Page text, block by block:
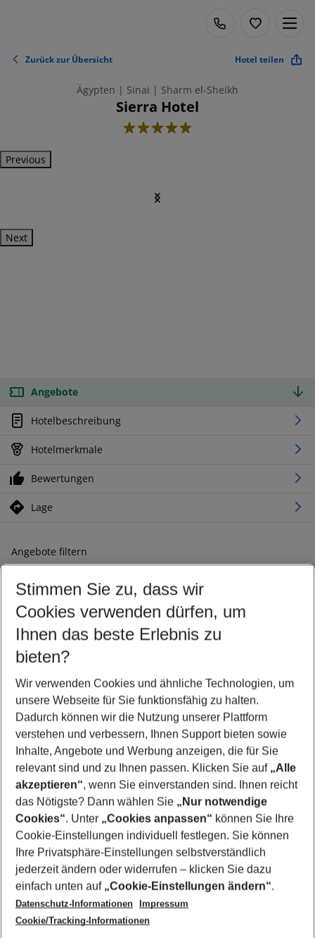
Zurück zur Übersicht Hotel teilen
Ägypten | Sinai | Sharm el-Sheikh
Sierra Hotel
5
Previous
Next
Angebote
Hotelbeschreibung
Hotelmerkmale
Bewertungen
Lage
Angebote filtern
Ändern Sie Ihre Kriterien nach Ihren Wünschen
Abflughafen wählen
Beliebiger Abflughafen
Reisezeitraum wählen
09.08.26– 07.08.27 5-8 Nächte
2 Erwachsene Keine Kinder
Mehr Filter anzeigen
Footer
Footer navigation
Über uns
AGB
Cookie-Einstellungen ändern
Cookie-Richtlinie
Datenschutz
Service & Hilfe
Barrierefreies Reisen
Check-in
Folgen Sie uns
Stimmen Sie zu, dass wir
Cookies verwenden dürfen, um
Ihnen das beste Erlebnis zu
bieten?
Wir verwenden Cookies und ähnliche Technologien, um
unsere Webseite für Sie funktionsfähig zu halten.
Dadurch können wir die Nutzung unserer Plattform
verstehen und verbessern, Ihnen Support bieten sowie
Inhalte, Angebote und Werbung anzeigen, die für Sie
relevant sind und zu Ihnen passen. Klicken Sie auf „Alle
akzeptieren“, wenn Sie einverstanden sind. Ihnen reicht
das Nötigste? Dann wählen Sie „Nur notwendige
Cookies“. Unter „Cookies anpassen“ können Sie Ihre
Cookie-Einstellungen individuell festlegen. Sie können
Ihre Privatsphäre-Einstellungen selbstverständlich
jederzeit ändern oder widerrufen – klicken Sie dazu
einfach unten auf „Cookie-Einstellungen ändern“.
Datenschutz-Informationen
Impressum
Cookie/Tracking-Informationen